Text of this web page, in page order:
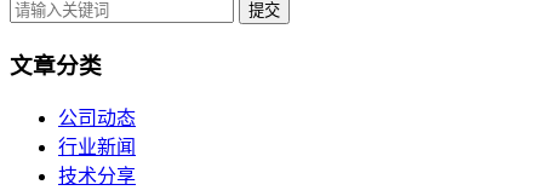
提交
文章分类
公司动态
行业新闻
技术分享